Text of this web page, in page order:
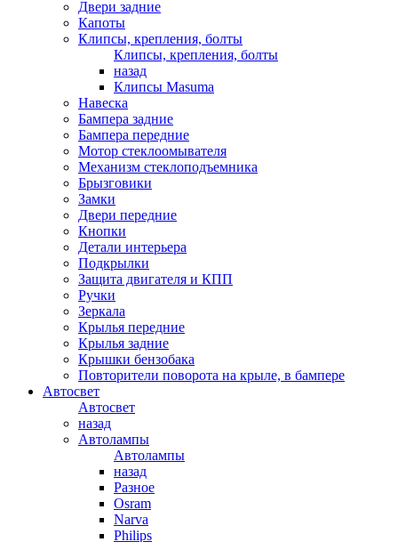
Двери задние
Капоты
Клипсы, крепления, болты
Клипсы, крепления, болты
назад
Клипсы Masuma
Навеска
Бампера задние
Бампера передние
Мотор стеклоомывателя
Механизм стеклоподъемника
Брызговики
Замки
Двери передние
Кнопки
Детали интерьера
Подкрылки
Защита двигателя и КПП
Ручки
Зеркала
Крылья передние
Крылья задние
Крышки бензобака
Повторители поворота на крыле, в бампере
Автосвет
Автосвет
назад
Автолампы
Автолампы
назад
Разное
Osram
Narva
Philips